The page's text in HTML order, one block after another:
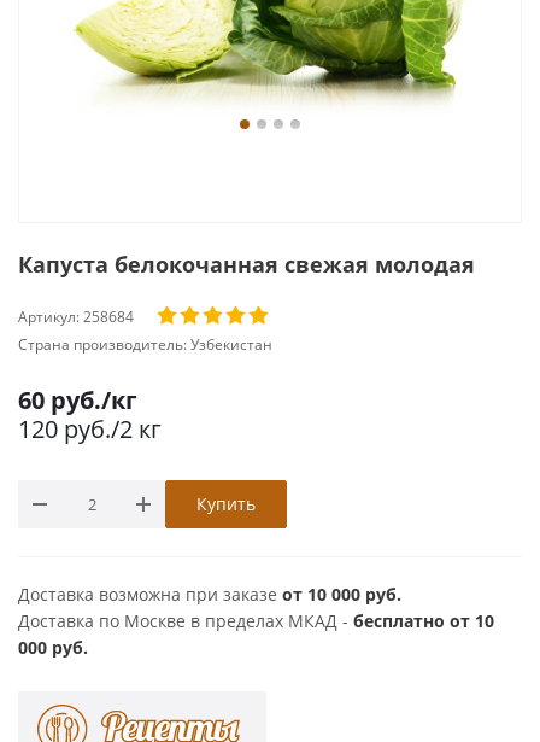
Капуста белокочанная свежая молодая
Артикул:258684
Страна производитель:Узбекистан
60 руб./кг
120 руб./2 кг
Купить
Доставка возможна при заказе от 10 000 руб.
Доставка по Москве в пределах МКАД - бесплатно от 10
000 руб.